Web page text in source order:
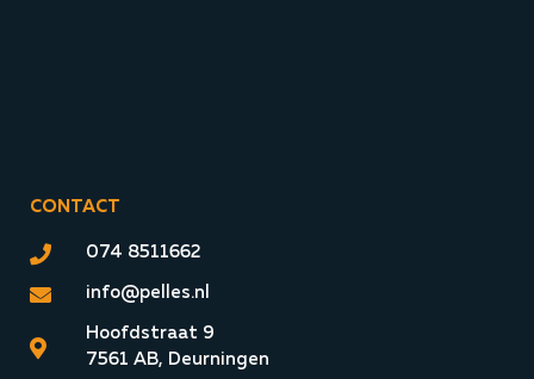
CONTACT
074 8511662
info@pelles.nl
Hoofdstraat 9
7561 AB, Deurningen